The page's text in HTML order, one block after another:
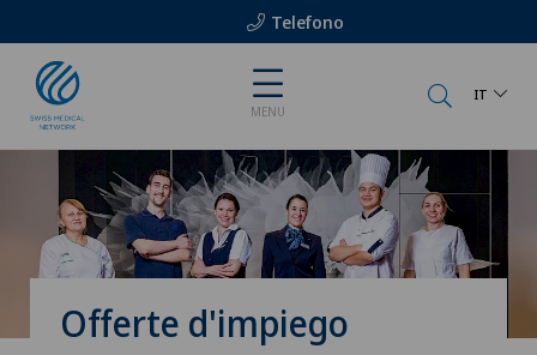
Telefono
MENU
IT
Offerte d'impiego